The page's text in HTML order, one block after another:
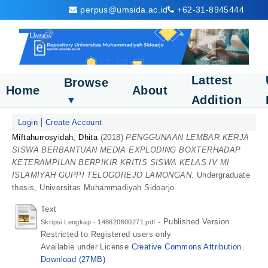
perpus@umsida.ac.id +62-31-8945444
Home
Browse
▼
About
Lattest
Addition
Login
Create Account
Miftahurrosyidah, Dhita(2018)PENGGUNAAN LEMBAR KERJA
SISWA BERBANTUAN MEDIA EXPLODING BOXTERHADAP
KETERAMPILAN BERPIKIR KRITIS SISWA KELAS IV MI
ISLAMIYAH GUPPI TELOGOREJO LAMONGAN. Undergraduate
thesis, Universitas Muhammadiyah Sidoarjo.
Text
Skripsi Lengkap - 148620600271.pdf - Published Version
Restricted to Registered users only
Available under License Creative Commons Attribution.
Download (27MB)